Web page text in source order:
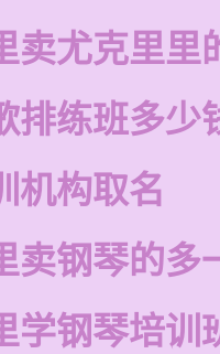
卖尤克里里
排练班多少
机构取名
卖钢琴的多
学钢琴培训